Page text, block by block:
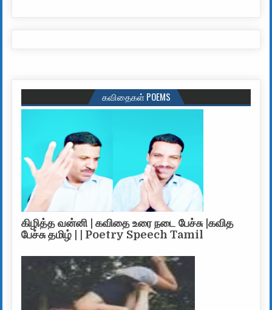
கவிதைகள் POEMS
கிழித்த வன்னி | கவிதை உரை நடை பேச்சு |கவித
பேச்சு தமிழ் | | Poetry Speech Tamil